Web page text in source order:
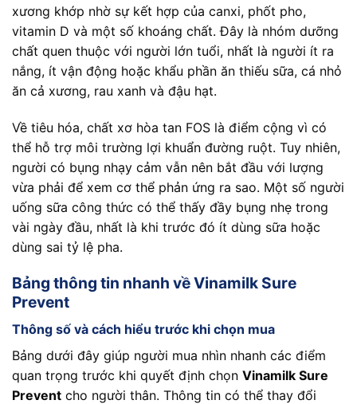
xương khớp nhờ sự kết hợp của canxi, phốt pho,
vitamin D và một số khoáng chất. Đây là nhóm dưỡng
chất quen thuộc với người lớn tuổi, nhất là người ít ra
nắng, ít vận động hoặc khẩu phần ăn thiếu sữa, cá nhỏ
ăn cả xương, rau xanh và đậu hạt.
Về tiêu hóa, chất xơ hòa tan FOS là điểm cộng vì có
thể hỗ trợ môi trường lợi khuẩn đường ruột. Tuy nhiên,
người có bụng nhạy cảm vẫn nên bắt đầu với lượng
vừa phải để xem cơ thể phản ứng ra sao. Một số người
uống sữa công thức có thể thấy đầy bụng nhẹ trong
vài ngày đầu, nhất là khi trước đó ít dùng sữa hoặc
dùng sai tỷ lệ pha.
Bảng thông tin nhanh về Vinamilk Sure
Prevent
Thông số và cách hiểu trước khi chọn mua
Bảng dưới đây giúp người mua nhìn nhanh các điểm
quan trọng trước khi quyết định chọn Vinamilk Sure
Prevent cho người thân. Thông tin có thể thay đổi